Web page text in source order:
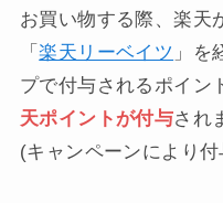
お買い物する際、楽天
「楽天リーベイツ 」を
プで付与されるポイン
天ポイントが付与され
(キャンペーンにより